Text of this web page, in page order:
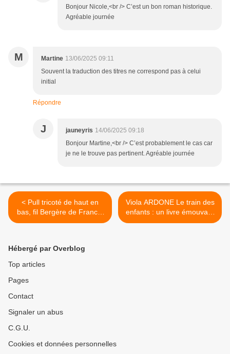
Bonjour Nicole,<br /> C’est un bon roman historique.
Agréable journée
M Martine 13/06/2025 09:11
Souvent la traduction des titres ne correspond pas à celui
initial
Répondre
J jauneyris 14/06/2025 09:18
Bonjour Martine,<br /> C’est probablement le cas car
je ne le trouve pas pertinent. Agréable journée
< Pull tricoté de haut en
bas, fil Bergère de France,
un modèle Drops terminé
Viola ARDONE Le train des
enfants : un livre émouvant
>
Hébergé par Overblog
Top articles
Pages
Contact
Signaler un abus
C.G.U.
Cookies et données personnelles